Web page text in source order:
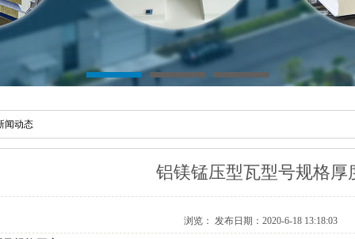
闻动态
铝镁锰压型瓦型号规格厚
浏览： 发布日期：2020-6-18 13:18:03